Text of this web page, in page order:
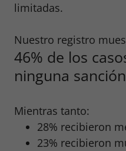
limitadas.
Nuestro registro
46% de los
ninguna
Mientras tanto:
28% recibieron
23% recibieron